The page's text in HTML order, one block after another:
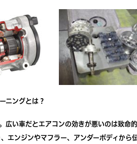
ニングとは？
広い車だとエアコンの効きが悪いのは致命
エンジンやマフラー、アンダーボディから